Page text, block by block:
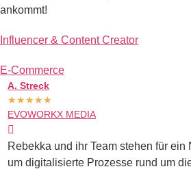
ankommt!
Influencer & Content Creator
E-Commerce
A. Streck
★★★★★
EVOWORKX MEDIA
Rebekka und ihr Team stehen für
um digitalisierte Prozesse rund um